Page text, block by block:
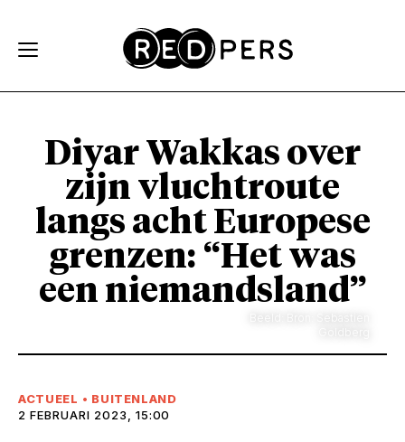
Diyar Wakkas over
zijn vluchtroute
langs acht Europese
grenzen: “Het was
een niemandsland”
ACTUEEL • BUITENLAND
2 FEBRUARI 2023, 15:00